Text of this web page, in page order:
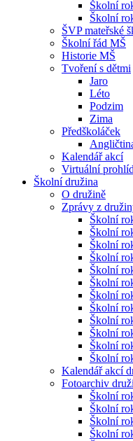
Školní
Školní
ŠVP mateřské
Školní řád MŠ
Historie MŠ
Tvoření s dětmi
Jaro
Léto
Podzim
Zima
Předškoláček
Kalendář akcí
Virtuální
Školní družina
O družině
Zprávy z
Školní
Školní
Školní
Školní
Školní
Školní
Školní
Školní
Školní
Školní
Školní
Školní
Kalendář akcí
Fotoarchiv
Školní
Školní
Školní
Školní